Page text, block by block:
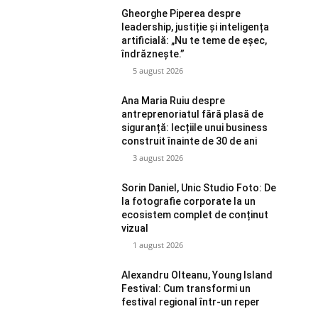
Gheorghe Piperea despre
leadership, justiție și inteligența
artificială: „Nu te teme de eșec,
îndrăznește.”
5 august 2026
Ana Maria Ruiu despre
antreprenoriatul fără plasă de
siguranță: lecțiile unui business
construit înainte de 30 de ani
3 august 2026
Sorin Daniel, Unic Studio Foto: De
la fotografie corporate la un
ecosistem complet de conținut
vizual
1 august 2026
Alexandru Olteanu, Young Island
Festival: Cum transformi un
festival regional într-un reper